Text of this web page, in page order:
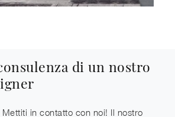
di un nostro
in contatto con noi! Il nostro